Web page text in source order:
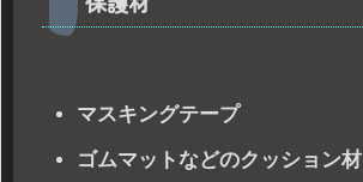
マスキングテープ
ゴムマットなどのクッション材